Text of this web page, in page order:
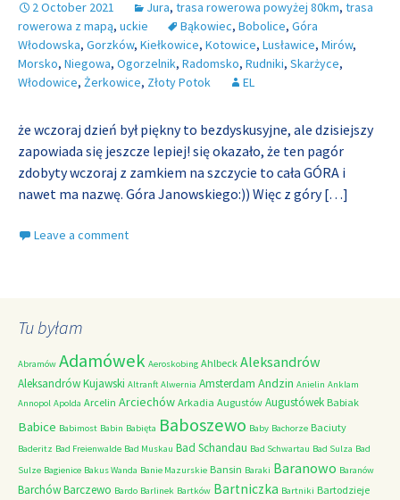
2 October 2021 Jura, trasa rowerowa powyżej 80km, trasa
rowerowa z mapą, uckie Bąkowiec, Bobolice, Góra
Włodowska, Gorzków, Kiełkowice, Kotowice, Lusławice, Mirów,
Morsko, Niegowa, Ogorzelnik, Radomsko, Rudniki, Skarżyce,
Włodowice, Żerkowice, Złoty Potok EL
że wczoraj dzień był piękny to bezdyskusyjne, ale dzisiejszy
zapowiada się jeszcze lepiej! się okazało, że ten pagór
zdobyty wczoraj z zamkiem na szczycie to cała GÓRA i
nawet ma nazwę. Góra Janowskiego:)) Więc z góry[…]
Leave a comment
Tu byłam
Abramów Adamówek Aeroskobing Ahlbeck Aleksandrów
Aleksandrów Kujawski Altranft Alwernia Amsterdam Andzin Anielin Anklam
Annopol Apolda Arcelin Arciechów Arkadia Augustów Augustówek Babiak
Babice Babimost Babin Babięta Baboszewo Baby Bachorze Baciuty
Baderitz Bad Freienwalde Bad Muskau Bad Schandau Bad Schwartau Bad Sulza Bad
Sulze Bagienice Bakus Wanda Banie Mazurskie Bansin Baraki Baranowo Baranów
BarchówBarczewo Bardo Barlinek Bartków Bartniczka Bartniki Bartodzieje